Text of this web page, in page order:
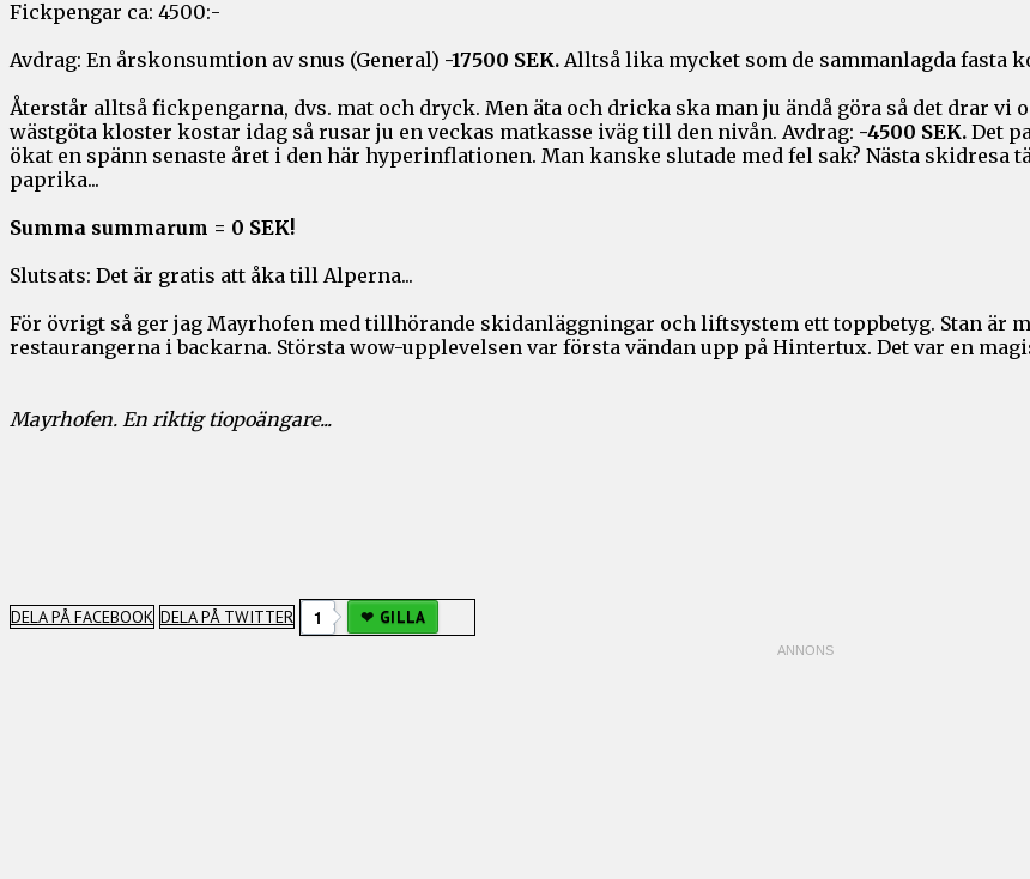
Fickpengar ca: 4500:-
Avdrag: En årskonsumtion av snus (General) -17500 SEK. Alltså lika mycket som de sammanlagda fasta
Återstår alltså fickpengarna, dvs. mat och dryck. Men äta och dricka ska man ju ändå göra så det drar vi
wästgöta kloster kostar idag så rusar ju en veckas matkasse iväg till den nivån. Avdrag: -4500 SEK. Det
ökat en spänn senaste året i den här hyperinflationen. Man kanske slutade med fel sak? Nästa skidresa
paprika...
Summa summarum = 0 SEK!
Slutsats: Det är gratis att åka till Alperna...
För övrigt så ger jag Mayrhofen med tillhörande skidanläggningar och liftsystem ett toppbetyg. Stan är
restaurangerna i backarna. Största wow-upplevelsen var första vändan upp på Hintertux. Det var en
Mayrhofen. En riktig tiopoängare...
DELA PÅ FACEBOOK DELA PÅ TWITTER 1 GILLA